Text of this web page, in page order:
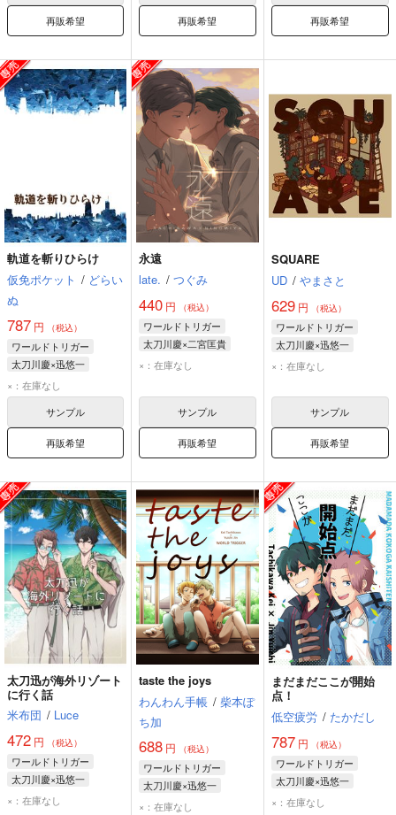
再販希望 再販希望 再販希望
軌道を斬りひらけ
仮免ポケット / どらい
ぬ
787 円 （税込）
ワールドトリガー
太刀川慶×迅悠一
迅悠一
太刀川慶
×：在庫なし
サンプル
再販希望
永遠
late. / つぐみ
440 円 （税込）
ワールドトリガー
太刀川慶×二宮匡貴
太刀川慶
×：在庫なし
サンプル
再販希望
SQUARE
UD / やまさと
629円 （税込）
ワールドトリガー
太刀川慶×迅悠一
太刀川慶
×：在庫なし
サンプル
再販希望
太刀迅が海外リゾート
に行く話
米布団 / Luce
472 円 （税込）
ワールドトリガー
太刀川慶×迅悠一
太刀川慶
×：在庫なし
taste the joys
わんわん手帳 / 柴本ぽ
ち加
688 円 （税込）
ワールドトリガー
太刀川慶×迅悠一
太刀川慶
×：在庫なし
まだまだここが開始
点！
低空疲労 / たかだし
787円 （税込）
ワールドトリガー
太刀川慶×迅悠一
迅悠一
太刀川慶
×：在庫なし